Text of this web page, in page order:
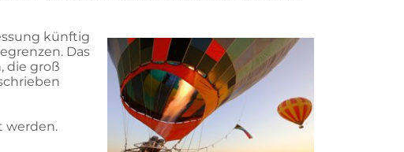
künftig
Das
die groß
werden.